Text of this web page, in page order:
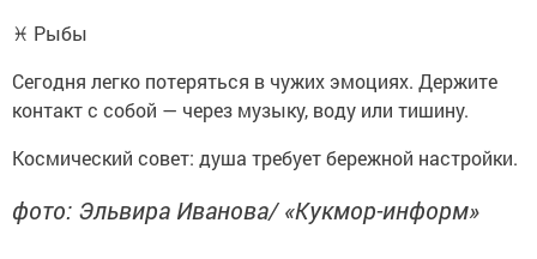
♓ Рыбы
Сегодня легко потеряться в чужих эмоциях. Держите
контакт с собой — через музыку, воду или тишину.
Космический совет: душа требует бережной настройки.
фото: Эльвира Иванова/ «Кукмор-информ»